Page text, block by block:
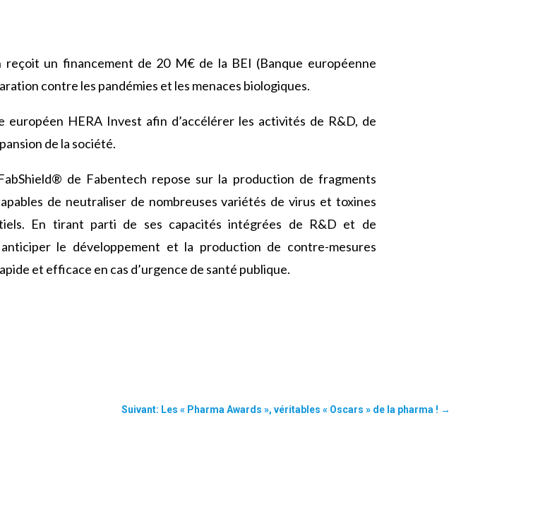
reçoit un financement de 20 M€ de la BEI (Banque européenne
contre les pandémies et les menaces biologiques.
européen HERA Invest afin d’accélérer les activités de R&D, de
de la société.
de Fabentech repose sur la production de fragments
de neutraliser de nombreuses variétés de virus et toxines
En tirant parti de ses capacités intégrées de R&D et de
le développement et la production de contre-mesures
et efficace en cas d’urgence de santé publique.
Suivant: Les « Pharma Awards », véritables « Oscars » de la pharma ! →